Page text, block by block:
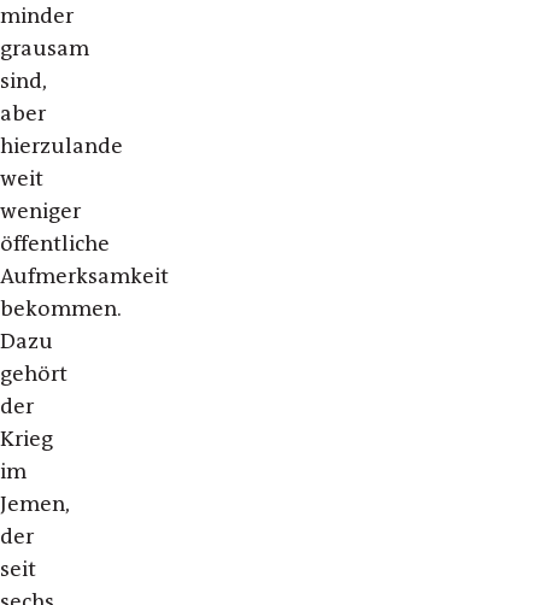
minder
grausam
sind,
aber
hierzulande
weit
weniger
öffentliche
Aufmerksamkeit
bekommen.
Dazu
gehört
der
Krieg
im
Jemen,
der
seit